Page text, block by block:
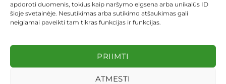
apdoroti duomenis, tokius kaip naršymo elgsena arba unikalūs ID
šioje svetainėje. Nesutikimas arba sutikimo atšaukimas gali
neigiamai paveikti tam tikras funkcijas ir funkcijas.
PRIIMTI
ATMESTI
KEITIMAS IR GRĄŽINIMAS
PRIVATUMO POLITIKA
Visos teisės saugomos 2026 ©dekosodas.lt